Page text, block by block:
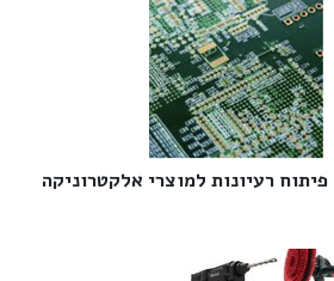
רעיונות למוצרי אלקטרוניקה